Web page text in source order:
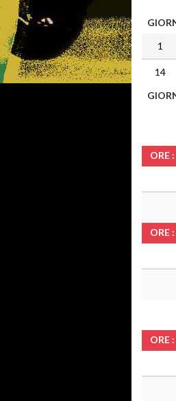
1
14
ORE
ORE
ORE